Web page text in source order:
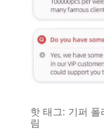
핫 태그: 기퍼
림